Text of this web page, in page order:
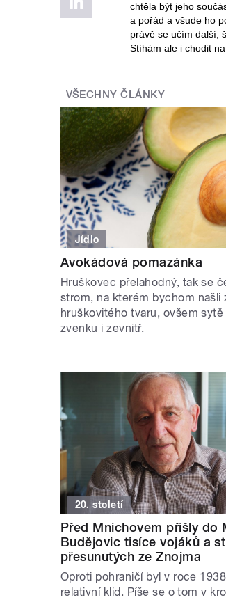
chtěla být jeho
a pořád a všude ho
právě se učím další,
Stíhám ale i chodit
VŠECHNY ČLÁNKY
Jídlo
Avokádová pomazánka
Hruškovec přelahodný, tak se
strom, na kterém bychom našli
hruškovitého tvaru, ovšem sytě
zvenku i zevnitř.
20. století
Před Mnichovem přišly do
Budějovic tisíce vojáků a
přesunutých ze Znojma
Oproti pohraničí byl v roce
relativní klid. Píše se o tom v